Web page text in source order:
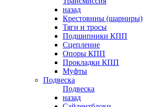
назад
Крестовины (шарниры)
Тяги и тросы
Подшипники КПП
Сцепление
Опоры КПП
Прокладки КПП
Муфты
Подвеска
Подвеска
назад